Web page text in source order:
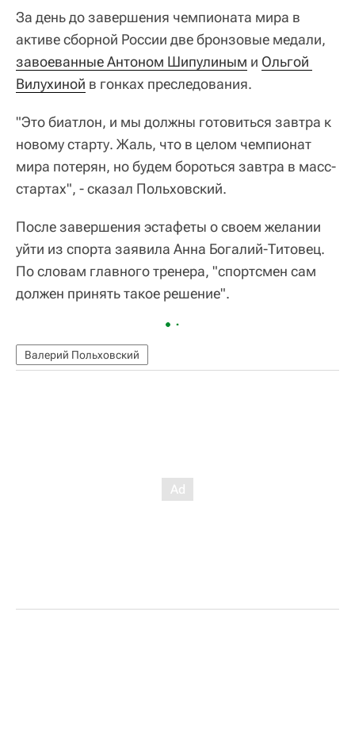
За день до завершения чемпионата мира в
активе сборной России две бронзовые медали,
завоеванные Антоном Шипулиным и Ольгой
Вилухиной в гонках преследования.
"Это биатлон, и мы должны готовиться завтра к
новому старту. Жаль, что в целом чемпионат
мира потерян, но будем бороться завтра в масс-
стартах", - сказал Польховский.
После завершения эстафеты о своем желании
уйти из спорта заявила Анна Богалий-Титовец.
По словам главного тренера, "спортсмен сам
должен принять такое решение".
Валерий Польховский